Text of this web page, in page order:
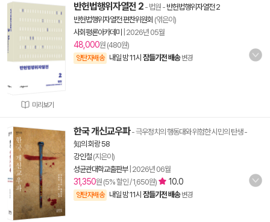
미리보기
반헌법행위자열전 2 - 법원 - 반헌법행위자열전 2
반헌법행위자열전 편찬위원회 (엮은이)
사회평론아카데미
2026년 05월
48,000원 (480원)
양탄자배송 내일 밤 11시 잠들기전 배송 변경
한국 개신교우파- 극우정치의 행동대와 위험한 시민의 탄생-
知의 회랑 58
강인철 (지은이)
성균관대학교출판부| 2026년 06월
31,350원 (5% 할인 / 1,650원) 10.0
양탄자배송 내일 밤 11시 잠들기전 배송 변경